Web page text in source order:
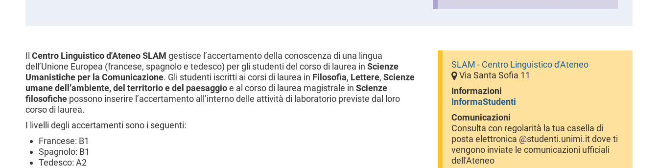
Il Centro Linguistico d'Ateneo SLAM gestisce l’accertamento della conoscenza di una lingua
dell’Unione Europea (francese, spagnolo e tedesco) per gli studenti del corso di laurea in Scienze
Umanistiche per la Comunicazione. Gli studenti iscritti ai corsi di laurea in Filosofia, Lettere, Scienze
umane dell’ambiente, del territorio e del paesaggioe al corso di laurea magistrale in Scienze
filosofiche possono inserire l’accertamento all’interno delle attività di laboratorio previste dal loro
corso di laurea.
I livelli degli accertamenti sono i seguenti:
Francese: B1
Spagnolo: B1
Tedesco: A2
SLAM - Centro Linguistico d'Ateneo
Via Santa Sofia 11
Informazioni
InformaStudenti
Comunicazioni
Consulta con regolarità la tua casella di
posta elettronica @studenti.unimi.it dove ti
vengono inviate le comunicazioni ufficiali
dell'Ateneo